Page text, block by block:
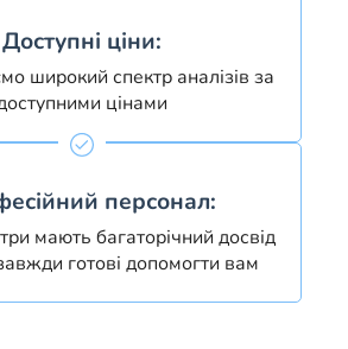
Доступні ціни:
широкий спектр аналізів за
цінами
персонал:
мають багаторічний досвід
готові допомогти вам